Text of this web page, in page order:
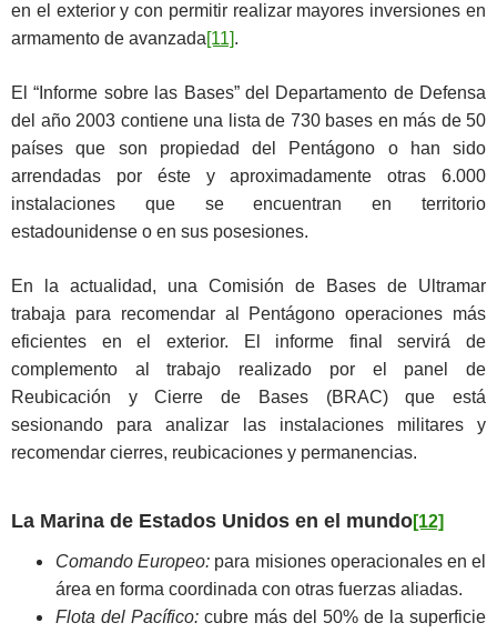
en el exterior y con permitir realizar mayores inversiones en
armamento de avanzada[11].
El “Informe sobre las Bases” del Departamento de Defensa
del año 2003 contiene una lista de 730 bases en más de 50
países que son propiedad del Pentágono o han sido
arrendadas por éste y aproximadamente otras 6.000
instalaciones que se encuentran en territorio
estadounidense o en sus posesiones.
En la actualidad, una Comisión de Bases de Ultramar
trabaja para recomendar al Pentágono operaciones más
eficientes en el exterior. El informe final servirá de
complemento al trabajo realizado por el panel de
Reubicación y Cierre de Bases (BRAC) que está
sesionando para analizar las instalaciones militares y
recomendar cierres, reubicaciones y permanencias.
La Marina de Estados Unidos en el mundo[12]
Comando Europeo: para misiones operacionales en el
área en forma coordinada con otras fuerzas aliadas.
Flota del Pacífico: cubre más del 50% de la superficie